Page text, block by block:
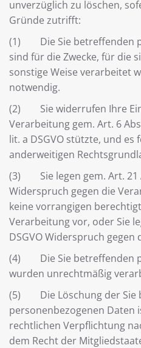
unverzüglich zu löschen,
Gründe zutrifft:
(1) Die Sie betreffenden
sind für die Zwecke, für die
sonstige Weise verarbeitet
notwendig.
(2) Sie widerrufen Ihre
Verarbeitung gem. Art. 6
lit. a DSGVO stützte, und es
anderweitigen
(3) Sie legen gem. Art. 21
Widerspruch gegen die
keine vorrangigen
Verarbeitung vor, oder Sie
DSGVO Widerspruch
(4) Die Sie betreffenden
wurden unrechtmäßig
(5) Die Löschung der Sie
personenbezogenen Daten
rechtlichen Verpflichtung
dem Recht der